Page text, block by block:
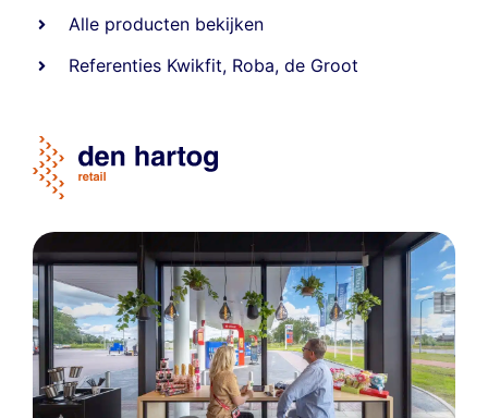
Alle producten bekijken
Referenties Kwikfit, Roba,de Groot